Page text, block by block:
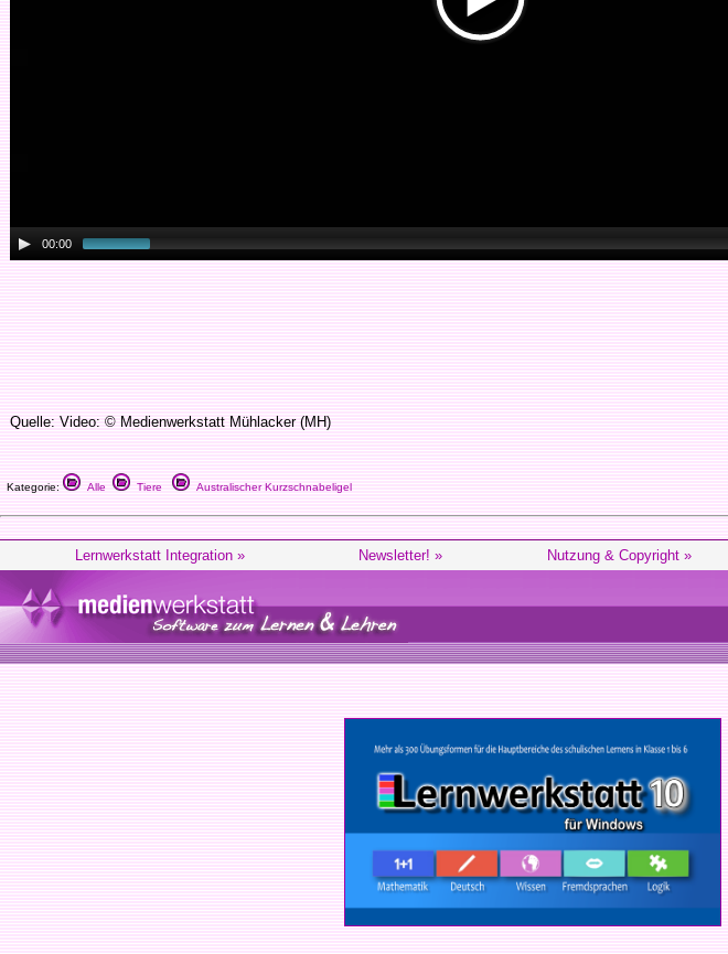
00:00
Quelle: Video: © Medienwerkstatt Mühlacker (MH)
Kategorie: Alle Tiere Australischer Kurzschnabeligel
Lernwerkstatt Integration » Newsletter! » Nutzung & Copyright »